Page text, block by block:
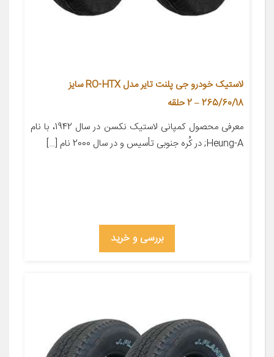
لاستیک خودرو جی پلنت تایر مدل RO-HTX سایز
265/60/18 – 2 حلقه
معرفی محصول کمپانی لاستیک نکسن در سال 1942، با نام
Heung-A; در کُره­ جنوبی تأسیس و در سال 2000 نام […]
بررسی و خرید